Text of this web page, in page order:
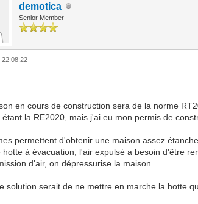
demotica
Senior Member
22:08:22
en cours de construction sera de la norme
la RE2020, mais j'ai eu mon permis de
permettent d'obtenir une maison assez
hotte à évacuation, l'air expulsé a besoin d'être
d'air, on dépressurise la maison.
solution serait de ne mettre en marche la hotte